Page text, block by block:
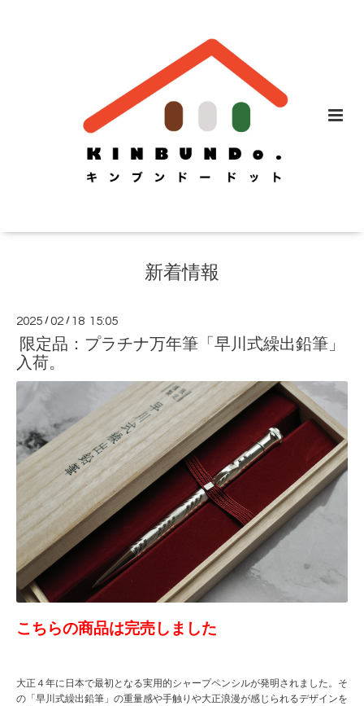
新着情報
2025 /02 / 18 15:05
限定品：プラチナ万年筆「早川式繰出鉛筆」
入荷。
こちらの商品は完売しました
大正４年に日本で最初となる実用的シャープペンシルが発明されました。そ
の「早川式繰出鉛筆」の重量感や手触りや大正浪漫が感じられるデザインを